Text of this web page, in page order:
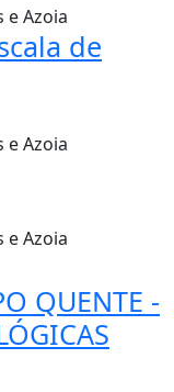
e Azoia
de
e Azoia
e Azoia
QUENTE -